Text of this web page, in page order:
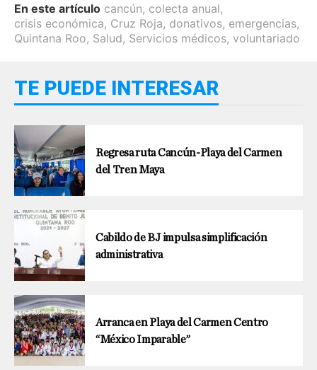
En este artículo cancún, colecta anual,
crisis económica, Cruz Roja, donativos, emergencias,
Quintana Roo, Salud, Servicios médicos, voluntariado
TE PUEDE INTERESAR
Regresa ruta Cancún-Playa del Carmen
del Tren Maya
Cabildo de BJ impulsa simplificación
administrativa
Arranca en Playa del Carmen Centro
“México Imparable”